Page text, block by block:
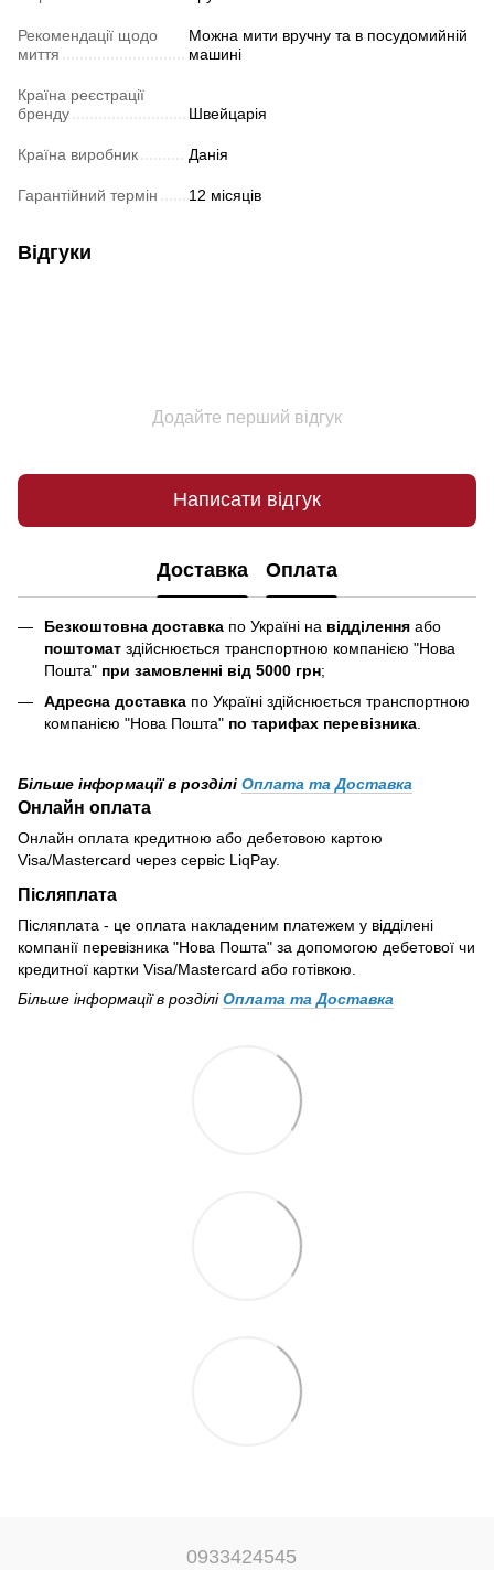
Рекомендації щодо
миття
Можна мити вручну та в посудомийній
машині
Країна реєстрації
бренду
Швейцарія
Країна виробник Данія
Гарантійний термін 12 місяців
Відгуки
Додайте перший відгук
Написати відгук
Доставка Оплата
Безкоштовна доставка по Україні на відділення або
поштомат здійснюється транспортною компанією "Нова
Пошта" при замовленні від 5000 грн;
Адресна доставка по Україні здійснюється транспортною
компанією "Нова Пошта" по тарифах перевізника
Більше інформації в розділі Оплата та Доставка
Онлайн оплата
Онлайн оплата кредитною або дебетовою картою
Visa/Mastercard через сервіс LiqPay.
Післяплата
Післяплата - це оплата накладеним платежем у відділені
компанії перевізника "Нова Пошта" за допомогою дебетової чи
кредитної картки Visa/Mastercard або готівкою.
Більше інформації в розділіОплата та Доставка
0933424545